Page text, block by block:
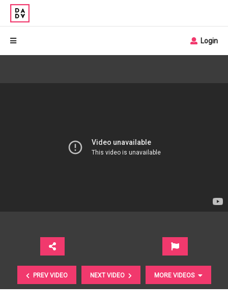
Login
PREV VIDEO NEXT VIDEO MORE VIDEOS